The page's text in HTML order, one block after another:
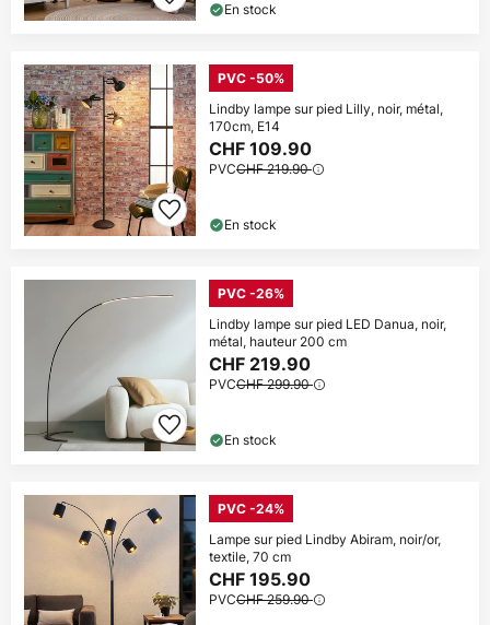
En stock
PVC -50%
Lindby lampe sur pied Lilly, noir, métal,
170cm, E14
CHF 109.90
PVCCHF 219.90
En stock
PVC -26%
Lindby lampe sur pied LED Danua, noir,
métal, hauteur 200 cm
CHF 219.90
PVCCHF 299.90
En stock
PVC -24%
Lampe sur pied Lindby Abiram, noir/or,
textile, 70 cm
CHF 195.90
PVCCHF 259.90